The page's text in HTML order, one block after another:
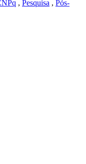
, Pesquisa , Pós-